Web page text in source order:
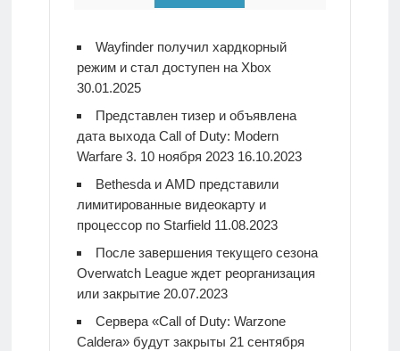
Wayfinder получил хардкорный
режим и стал доступен на Xbox
30.01.2025
Представлен тизер и объявлена
дата выхода Call of Duty: Modern
Warfare 3. 10 ноября 2023 16.10.2023
Bethesda и AMD представили
лимитированные видеокарту и
процессор по Starfield 11.08.2023
После завершения текущего сезона
Overwatch League ждет реорганизация
или закрытие 20.07.2023
Сервера «Call of Duty: Warzone
Caldera» будут закрыты 21 сентября